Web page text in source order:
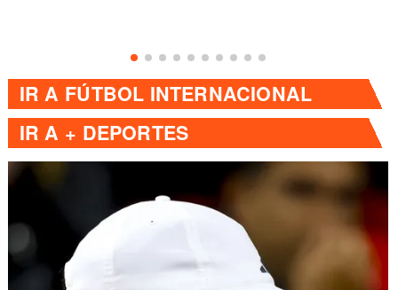
IR A FÚTBOL INTERNACIONAL
IR A + DEPORTES